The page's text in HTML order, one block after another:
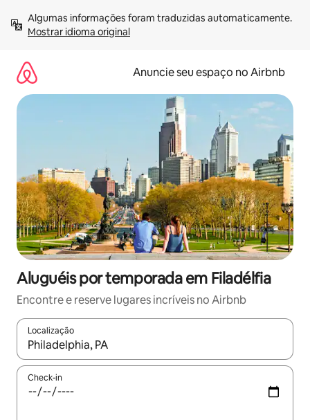
para
Mostrar idioma original
Anuncie seu espaço no Airbnb
Aluguéis por temporada em Filadélfia
Encontre e reserve lugares incríveis no Airbnb
Localização
Quando os resultados estiverem disponíveis, explore-os
Check-in